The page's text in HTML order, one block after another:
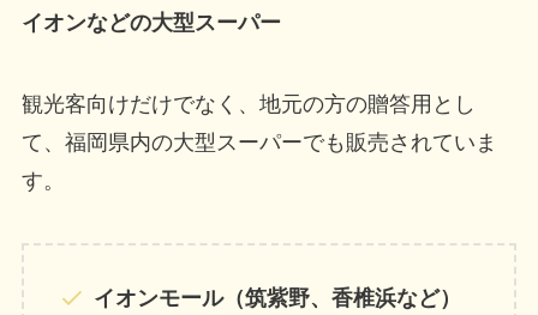
イオンなどの大型スーパー
観光客向けだけでなく、地元の方の贈答用とし
て、福岡県内の大型スーパーでも販売されていま
す。
イオンモール（筑紫野、香椎浜など）